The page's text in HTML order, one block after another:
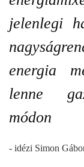
jelenlegi
energia
lenne
módon
- idézi Simon